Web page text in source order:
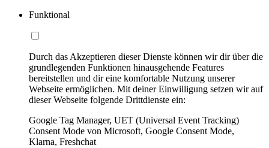
Funktional
Durch das Akzeptieren dieser Dienste können wir dir über die
grundlegenden Funktionen hinausgehende Features
bereitstellen und dir eine komfortable Nutzung unserer
Webseite ermöglichen. Mit deiner Einwilligung setzen wir auf
dieser Webseite folgende Drittdienste ein:
Google Tag Manager, UET (Universal Event Tracking)
Consent Mode von Microsoft, Google Consent Mode,
Klarna, Freshchat